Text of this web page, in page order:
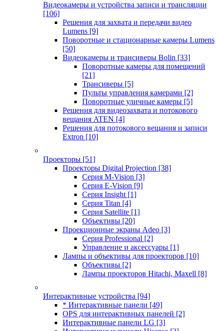
Видеокамеры и устройства записи и трансляции
[106]
Решения для захвата и передачи видео
Lumens [9]
Поворотные и стационарные камеры Lumens
[50]
Видеокамеры и трансиверы Bolin [33]
Поворотные камеры для помещений
[21]
Трансиверы [5]
Пульты управления камерами [2]
Поворотные уличные камеры [5]
Решения для видеозахвата и потокового
вещания ATEN [4]
Решения для потокового вещания и записи
Extron [10]
Проекторы [51]
Проекторы Digital Projection [38]
Серия M-Vision [3]
Серия E-Vision [9]
Серия Insight [1]
Серия Titan [4]
Серия Satellite [1]
Объективы [20]
Проекционные экраны Adeo [3]
Серия Professional [2]
Управление и аксессуары [1]
Лампы и объективы для проекторов [10]
Объективы [2]
Лампы проекторов Hitachi, Maxell [8]
Интерактивные устройства [94]
* Интерактивные панели [49]
OPS для интерактивных панелей [2]
Интерактивные панели LG [3]